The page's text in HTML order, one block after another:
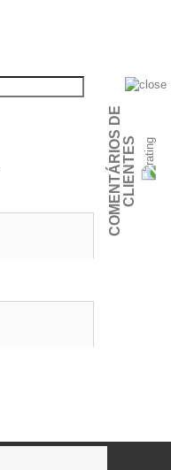
C
O
M
E
N
T
Á
R
I
O
S
D
E
C
L
I
E
N
T
ES